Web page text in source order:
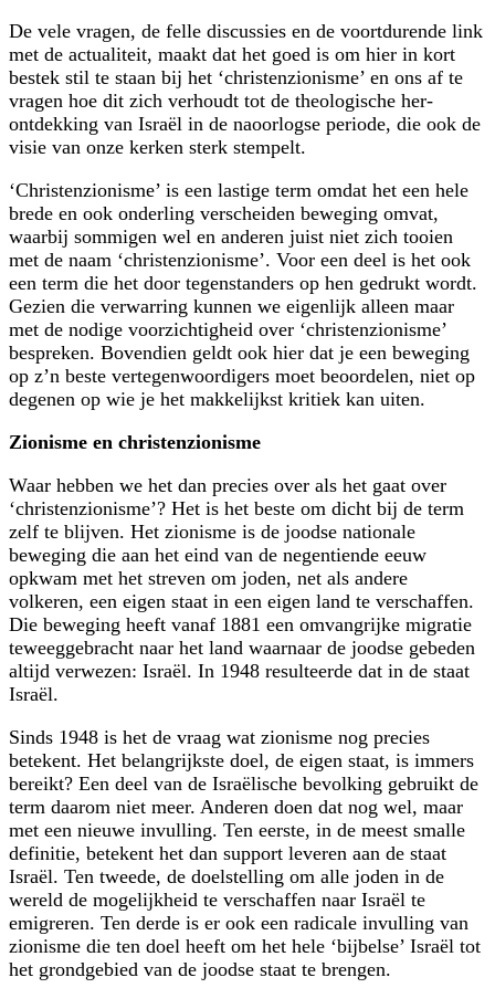
De vele vragen, de felle discussies en de voortdurende link
met de actualiteit, maakt dat het goed is om hier in kort
bestek stil te staan bij het ‘christen­zionisme’ en ons af te
vragen hoe dit zich verhoudt tot de theologische her­
ontdekking van Israël in de naoorlogse periode, die ook de
visie van onze kerken sterk stempelt.
‘Christenzionisme’ is een lastige term omdat het een hele
brede en ook onderling verscheiden beweging omvat,
waarbij sommigen wel en anderen juist niet zich tooien
met de naam ‘christenzionisme’. Voor een deel is het ook
een term die het door tegenstanders op hen gedrukt wordt.
Gezien die verwarring kunnen we eigenlijk alleen maar
met de nodige voorzichtigheid over ‘christen­zionisme’
bespreken. Bovendien geldt ook hier dat je een beweging
op z’n beste vertegenwoordigers moet beoordelen, niet op
degenen op wie je het makkelijkst kritiek kan uiten.
Zionisme en christenzionisme
Waar hebben we het dan precies over als het gaat over
‘christenzionisme’? Het is het beste om dicht bij de term
zelf te blijven. Het zionisme is de joodse nationale
beweging die aan het eind van de negentiende eeuw
opkwam met het streven om joden, net als andere
volkeren, een eigen staat in een eigen land te verschaffen.
Die beweging heeft vanaf 1881 een omvangrijke migratie
teweeggebracht naar het land waarnaar de joodse gebeden
altijd verwezen: Israël. In 1948 resulteerde dat in de staat
Israël.
Sinds 1948 is het de vraag wat zionisme nog precies
betekent. Het belang­rijkste doel, de eigen staat, is immers
bereikt? Een deel van de Israëlische bevolking gebruikt de
term daarom niet meer. Anderen doen dat nog wel, maar
met een nieuwe invulling. Ten eerste, in de meest smalle
definitie, betekent het dan support leveren aan de staat
Israël. Ten tweede, de doelstelling om alle joden in de
wereld de mogelijkheid te verschaffen naar Israël te
emigreren. Ten derde is er ook een radicale invulling van
zionisme die ten doel heeft om het hele ‘bijbelse’ Israël tot
het grondgebied van de joodse staat te brengen.